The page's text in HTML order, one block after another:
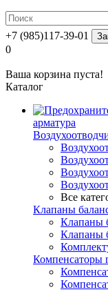
+7 (985)117-39-01
0
Ваша корзина пуста!
Каталог
арматура
Все
Клапаны
Клапаны
Клапаны
Компенсаторы